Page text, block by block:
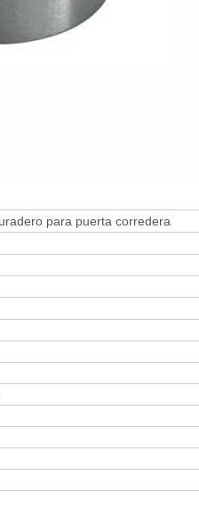
para puerta corredera